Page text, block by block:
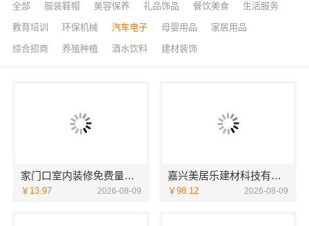
全部 服装鞋帽 美容保养 礼品饰品 餐饮美食 生活服务
教育培训 环保机械 汽车电子 母婴用品 家居用品
综合招商 养殖种植 酒水饮料 建材装饰
家门口室内装修免费量房，浙江宜美嘉服务到家
￥13.97 2026-08-09
嘉兴美居乐建材科技有限公司，新房装修空间规划案例
￥98.12 2026-08-09